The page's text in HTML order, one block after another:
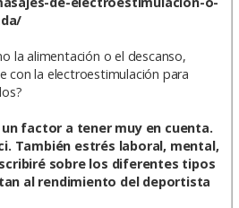
la alimentación o el descanso,
con la electroestimulación para
factor a tener muy en cuenta.
También estrés laboral, mental,
sobre los diferentes tipos
al rendimiento del deportista